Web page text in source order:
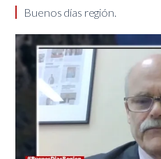
Buenos días región.